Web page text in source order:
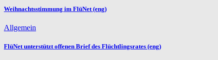
Weihnachtsstimmung im FlüNet (eng)
Allgemein
FlüNet unterstützt offenen Brief des Flüchtlingsrates (eng)